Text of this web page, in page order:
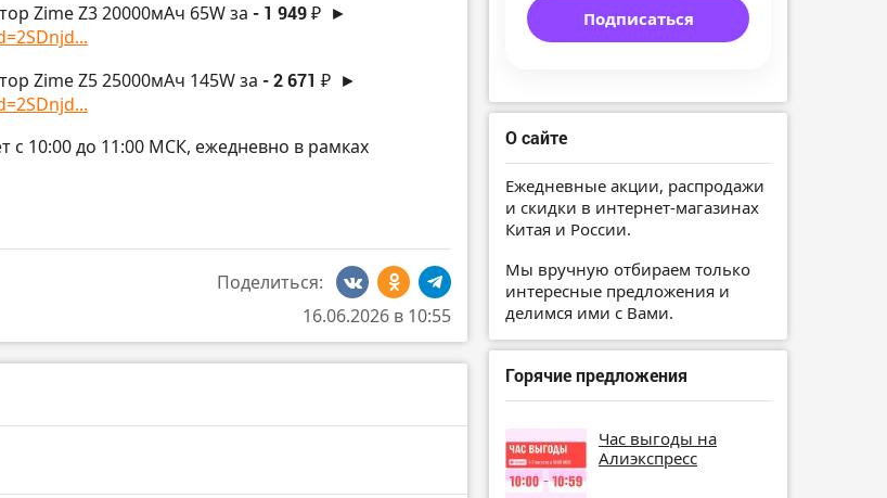
Zime Z3 20000мАч 65W за - 1 949 ₽ ►
Zime Z5 25000мАч 145W за - 2 671 ₽ ►
с 10:00 до 11:00 МСК, ежедневно в рамках
Поделиться:
16.06.2026 в 10:55
Подписаться
О сайте
Ежедневные акции, распродажи
и скидки в интернет-магазинах
Китая и России.
Мы вручную отбираем только
интересные предложения и
делимся ими с Вами.
Горячие предложения
Час выгоды на
Алиэкспресс